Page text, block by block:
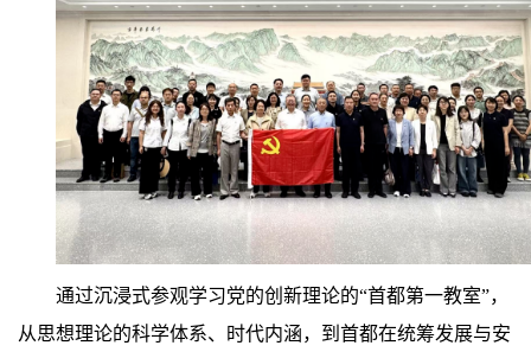
通过沉浸式参观学习党的创新理论的“首都第一教室”，
从思想理论的科学体系、时代内涵，到首都在统筹发展与安